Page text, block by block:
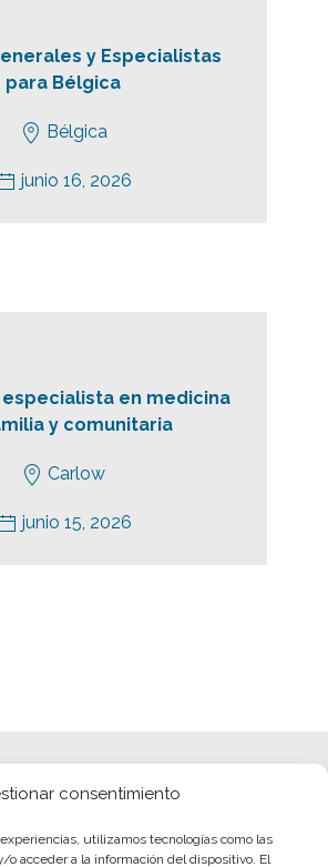
consentimiento
utilizamos tecnologías como las
o acceder a la información del dispositivo. El
y Especialistas
para Bélgica
Bélgica
junio 16, 2026
en medicina
y comunitaria
Carlow
junio 15, 2026